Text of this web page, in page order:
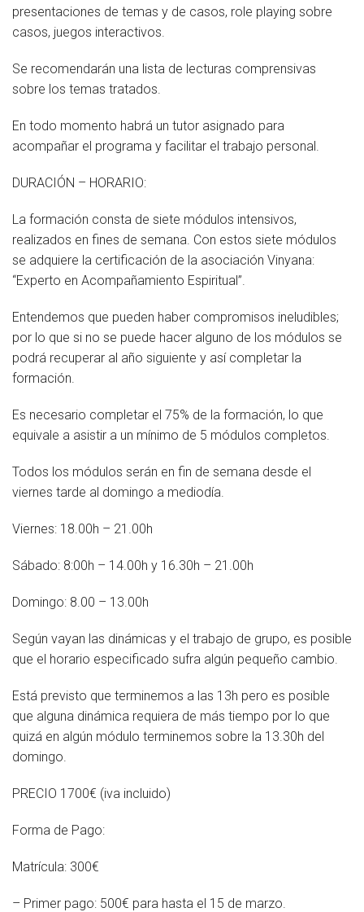
presentaciones de temas y de casos, role playing sobre
casos, juegos interactivos.
Se recomendarán una lista de lecturas comprensivas
sobre los temas tratados.
En todo momento habrá un tutor asignado para
acompañar el programa y facilitar el trabajo personal.
DURACIÓN – HORARIO:
La formación consta de siete módulos intensivos,
realizados en fines de semana. Con estos siete módulos
se adquiere la certificación de la asociación Vinyana:
“Experto en Acompañamiento Espiritual”.
Entendemos que pueden haber compromisos ineludibles;
por lo que si no se puede hacer alguno de los módulos se
podrá recuperar al año siguiente y así completar la
formación.
Es necesario completar el 75% de la formación, lo que
equivale a asistir a un mínimo de 5 módulos completos.
Todos los módulos serán en fin de semana desde el
viernes tarde al domingo a mediodía.
Viernes: 18.00h – 21.00h
Sábado: 8:00h – 14.00h y 16.30h – 21.00h
Domingo: 8.00 – 13.00h
Según vayan las dinámicas y el trabajo de grupo, es posible
que el horario especificado sufra algún pequeño cambio.
Está previsto que terminemos a las 13h pero es posible
que alguna dinámica requiera de más tiempo por lo que
quizá en algún módulo terminemos sobre la 13.30h del
domingo.
PRECIO 1700€ (iva incluido)
Forma de Pago:
Matrícula: 300€
– Primer pago: 500€ para hasta el 15 de marzo.